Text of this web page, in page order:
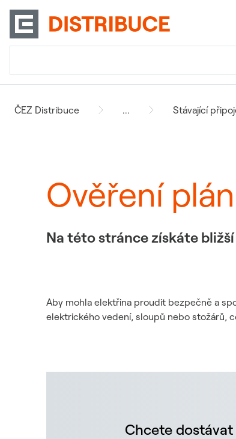
ČEZ Distribuce ... Stávající
Ověření
Na této stránce získáte
Aby mohla elektřina proudit bezpečně a
elektrického vedení, sloupů nebo stožárů,
Chcete